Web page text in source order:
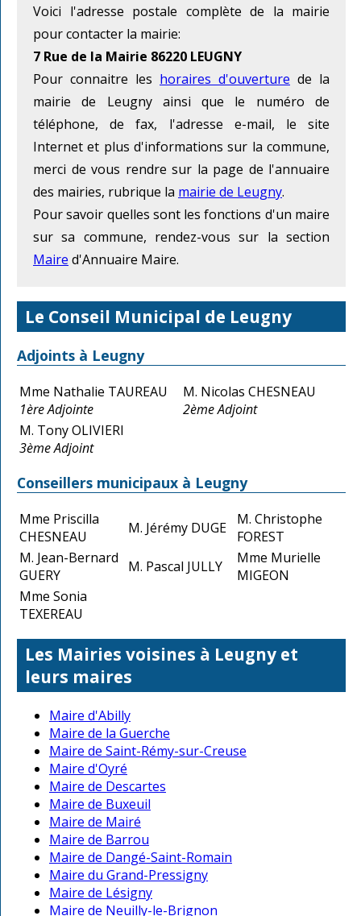
Voici l'adresse postale complète de la mairie
pour contacter la mairie:
7 Rue de la Mairie 86220 LEUGNY
Pour connaitre les horaires d'ouverture de la
mairie de Leugny ainsi que le numéro de
téléphone, de fax, l'adresse e-mail, le site
Internet et plus d'informations sur la commune,
merci de vous rendre sur la page de l'annuaire
des mairies, rubrique la mairie de Leugny.
Pour savoir quelles sont les fonctions d'un maire
sur sa commune, rendez-vous sur la section
Maire d'Annuaire Maire.
Le Conseil Municipal de Leugny
Adjoints à Leugny
Mme Nathalie TAUREAU
1ère Adjointe
M. Nicolas CHESNEAU
2ème Adjoint
M. Tony OLIVIERI
3ème Adjoint
Conseillers municipaux à Leugny
Mme Priscilla
CHESNEAU
M. Jérémy DUGE
M. Christophe
FOREST
M. Jean-Bernard
GUERY
M. Pascal JULLY
Mme Murielle
MIGEON
Mme Sonia
TEXEREAU
Les Mairies voisines à Leugny et
leurs maires
Maire d'Abilly
Maire de la Guerche
Maire de Saint-Rémy-sur-Creuse
Maire d'Oyré
Maire de Descartes
Maire de Buxeuil
Maire de Mairé
Maire de Barrou
Maire de Dangé-Saint-Romain
Maire du Grand-Pressigny
Maire de Lésigny
Maire de Neuilly-le-Brignon